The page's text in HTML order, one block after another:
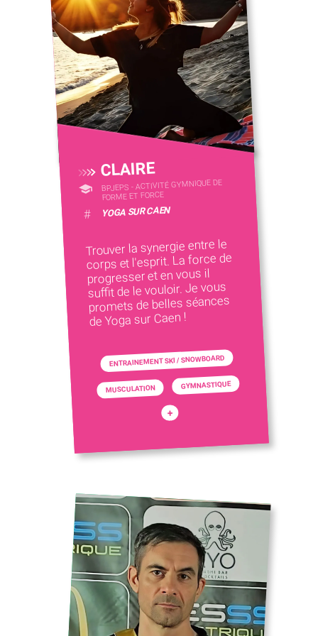
CLAIRE
BPJEPS - ACTIVITÉ GYMNIQUE DE
FORME ET FORCE
# YOGA SUR CAEN
Trouver la synergie entre le
corps et l'esprit. La force de
progresser et en vous il
suffit de le vouloir. Je vous
promets de belles séances
de Yoga sur Caen !
ENTRAINEMENT SKI / SNOWBOARD
MUSCULATION GYMNASTIQUE
+